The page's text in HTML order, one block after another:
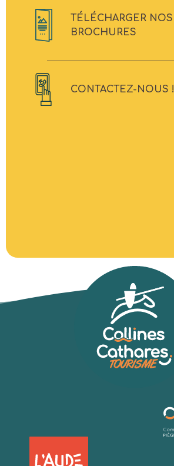
TÉLÉCHARGER NOS
BROCHURES
CONTACTEZ-NOUS !